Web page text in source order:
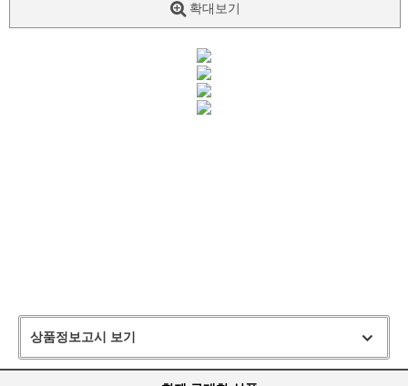
확대보기
상품정보고시 보기